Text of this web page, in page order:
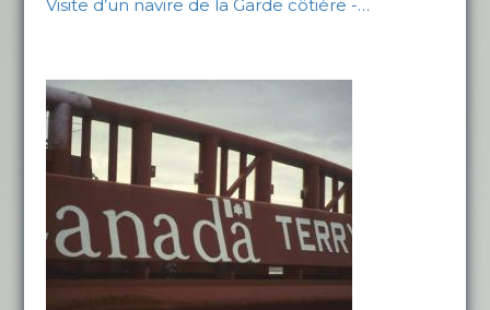
Visite d’un navire de la Garde côtière -…